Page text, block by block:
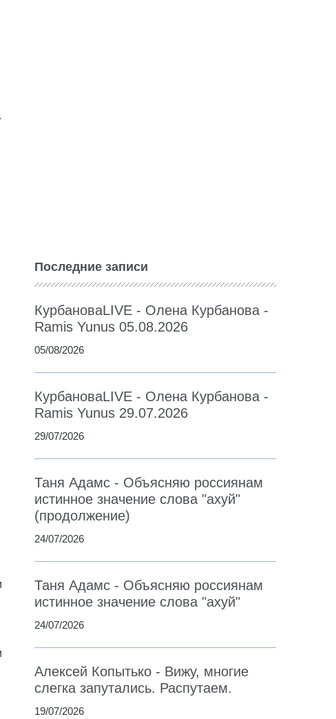
Последние записи
КурбановаLIVE - Олена Курбанова -
Ramis Yunus 05.08.2026
05/08/2026
КурбановаLIVE - Олена Курбанова -
Ramis Yunus 29.07.2026
29/07/2026
Таня Адамс - Объясняю россиянам
истинное значение слова "ахуй"
(продолжение)
24/07/2026
Таня Адамс - Объясняю россиянам
истинное значение слова "ахуй"
24/07/2026
Алексей Копытько - Вижу, многие
слегка запутались. Распутаем.
19/07/2026